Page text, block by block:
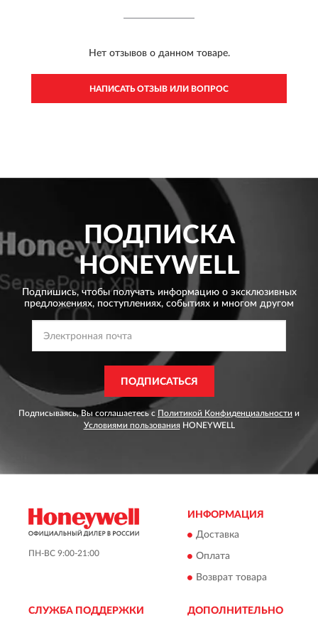
Нет отзывов о данном товаре.
НАПИСАТЬ ОТЗЫВ ИЛИ ВОПРОС
ПОДПИСКА
HONEYWELL
Подпишись, чтобы получать информацию о эксклюзивных
предложениях, поступлениях, событиях и многом другом
ПОДПИСАТЬСЯ
Подписываясь, Вы соглашаетесь с Политикой Конфиденциальности и
Условиями пользованияHONEYWELL
ПН-ВС 9:00-21:00
ИНФОРМАЦИЯ
Доставка
Оплата
Возврат товара
СЛУЖБА ПОДДЕРЖКИ ДОПОЛНИТЕЛЬНО